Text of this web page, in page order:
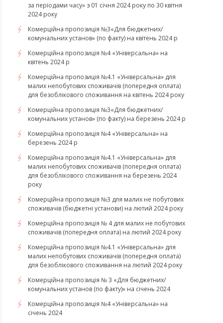
за періодами часу» з 01 січня 2024 року по 30 квітня
2024 року
Комерційна пропозиція №3«Для бюджетних/
комунальних установ» (по факту) на квітень 2024 р
Комерційна пропозиція №4 «Універсальна» на
квітень 2024 р
Комерційна пропозиція №4.1 «Універсальна» для
малих непобутових споживачів (попередня оплата)
для безоблікового споживання на квітень 2024 року
Комерційна пропозиція №3«Для бюджетних/
комунальних установ» (по факту) на березень 2024 р
Комерційна пропозиція №4 «Універсальна» на
березень 2024 р
Комерційна пропозиція №4.1 «Універсальна» для
малих непобутових споживачів (попередня оплата)
для безоблікового споживання на березень 2024
року
Комерційна пропозиція №3 для малих не побутових
споживачів (бюджетні установи) на лютий 2024 року
Комерційна пропозиція № 4 для малих не побутових
споживачів (попередня оплата) на лютий 2024 року
Комерційна пропозиція №4.1 «Універсальна» для
малих непобутових споживачів (попередня оплата)
для безоблікового споживання на лютий 2024 року
Комерційна пропозиція № 3 «Для бюджетних/
комунальних установ (по факту)» на січень 2024
Комерційна пропозиція №4 «Універсальна» на
січень 2024